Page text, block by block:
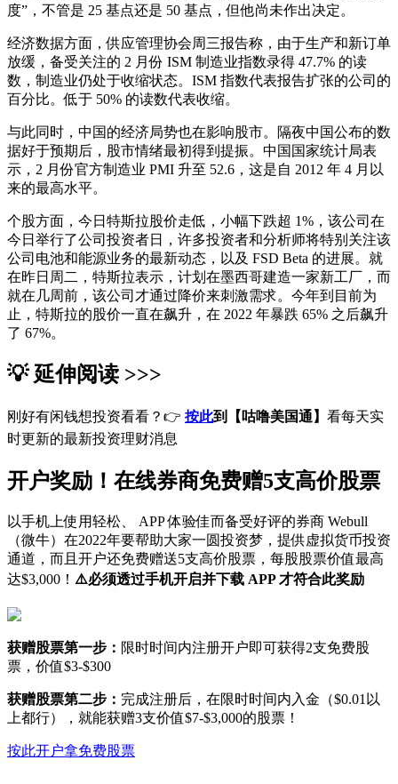
度”，不管是 25 基点还是 50 基点，但他尚未作出决定。
经济数据方面，供应管理协会周三报告称，由于生产和新订单
放缓，备受关注的 2 月份 ISM 制造业指数录得 47.7% 的读
数，制造业仍处于收缩状态。ISM 指数代表报告扩张的公司的
百分比。低于 50% 的读数代表收缩。
与此同时，中国的经济局势也在影响股市。隔夜中国公布的数
据好于预期后，股市情绪最初得到提振。中国国家统计局表
示，2 月份官方制造业 PMI 升至 52.6，这是自 2012 年 4 月以
来的最高水平。
个股方面，今日特斯拉股价走低，小幅下跌超 1%，该公司在
今日举行了公司投资者日，许多投资者和分析师将特别关注该
公司电池和能源业务的最新动态，以及 FSD Beta 的进展。就
在昨日周二，特斯拉表示，计划在墨西哥建造一家新工厂，而
就在几周前，该公司才通过降价来刺激需求。今年到目前为
止，特斯拉的股价一直在飙升，在 2022 年暴跌 65% 之后飙升
了 67%。
💡 延伸阅读 >>>
刚好有闲钱想投资看看？👉 按此到【咕噜美国通】 看每天实
时更新的最新投资理财消息
开户奖励！在线券商免费赠5支高价股票
以手机上使用轻松、 APP 体验佳而备受好评的券商 Webull
（微牛）在2022年要帮助大家一圆投资梦，提供虚拟货币投资
通道，而且开户还免费赠送5支高价股票，每股股票价值最高
达$3,000！ ⚠️必须透过手机开启并下载 APP 才符合此奖励
获赠股票第一步： 限时时间内注册开户即可获得2支免费股
票，价值$3-$300
获赠股票第二步： 完成注册后，在限时时间内入金（$0.01以
上都行），就能获赠3支价值$7-$3,000的股票！
按此开户拿免费股票